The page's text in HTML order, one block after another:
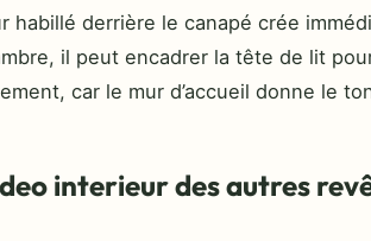
habillé derrière le canapé crée
il peut encadrer la tête de lit
car le mur d’accueil donne le
interieur des autres